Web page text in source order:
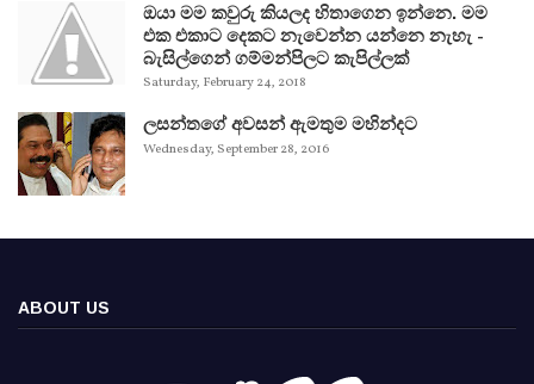
ඔයා මම කවුරු කියලද හිතාගෙන ඉන්නෙ. මම
එක එකාට දෙකට නැවෙන්න යන්නෙ නැහැ -
බැසිල්ගෙන් ගම්මන්පිලට කැපිල්ලක්
Saturday, February 24, 2018
ලසන්තගේ අවසන් ඇමතුම මහින්දට
Wednesday, September 28, 2016
ABOUT US